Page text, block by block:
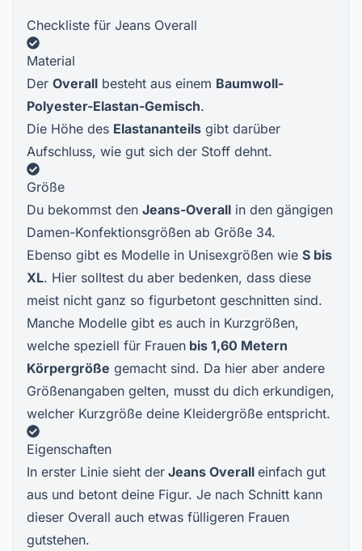
Checkliste für Jeans Overall
Material
Der Overall besteht aus einem Baumwoll-
Polyester-Elastan-Gemisch.
Die Höhe des Elastananteils gibt darüber
Aufschluss, wie gut sich der Stoff dehnt.
Größe
Du bekommst den Jeans-Overall in den gängigen
Damen-Konfektionsgrößen ab Größe 34.
Ebenso gibt es Modelle in Unisexgrößen wie S bis
XL. Hier solltest du aber bedenken, dass diese
meist nicht ganz so figurbetont geschnitten sind.
Manche Modelle gibt es auch in Kurzgrößen,
welche speziell für Frauen bis 1,60 Metern
Körpergröße gemacht sind. Da hier aber andere
Größenangaben gelten, musst du dich erkundigen,
welcher Kurzgröße deine Kleidergröße entspricht.
Eigenschaften
In erster Linie sieht der Jeans Overall einfach gut
aus und betont deine Figur. Je nach Schnitt kann
dieser Overall auch etwas fülligeren Frauen
gutstehen.